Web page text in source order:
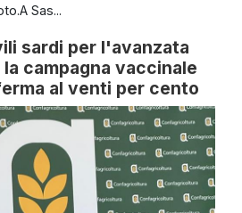
Sas...
sardi per l'avanzata
campagna vaccinale
al venti per cento